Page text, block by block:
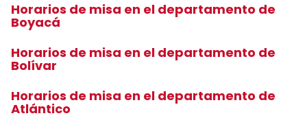
Horarios de misa en el departamento de
Boyacá
Horarios de misa en el departamento de
Bolívar
Horarios de misa en el departamento de
Atlántico